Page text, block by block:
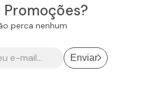
Promoções?
perca nenhum
Enviar